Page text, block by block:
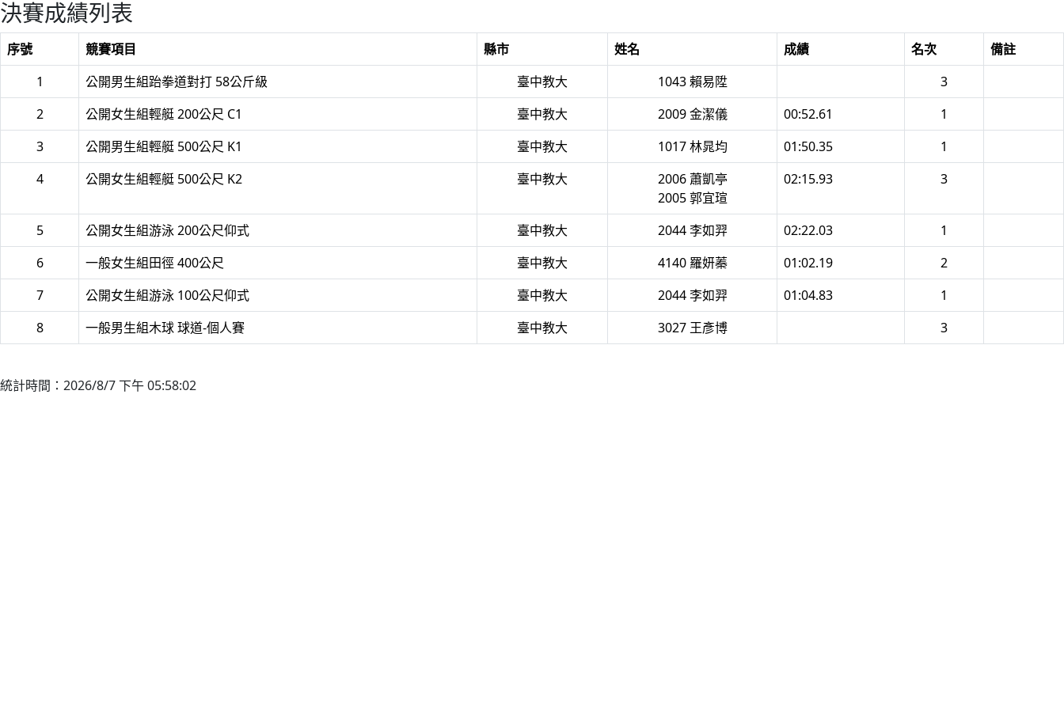
決賽成績列表
序號 競賽項目 縣市 姓名 成績 名次
備註
1
公開男生組跆拳道對打 58公斤級 臺中教大 1043 賴易陞
3
2
公開女生組輕艇 200公尺 C1 臺中教大 2009 金潔儀 00:52.61
1
3
公開男生組輕艇 500公尺 K1 臺中教大 1017 林晁均 01:50.35
1
4
公開女生組輕艇 500公尺 K2 臺中教大
2006 蕭凱亭
2005 郭宜瑄
02:15.93 3
5 公開女生組游泳 200公尺仰式 臺中教大 2044 李如羿 02:22.03
1
6
一般女生組田徑 400公尺 臺中教大 4140 羅妍蓁 01:02.19
2
7
公開女生組游泳 100公尺仰式 臺中教大 2044 李如羿 01:04.83
1
8
一般男生組木球 球道-個人賽 臺中教大 3027 王彥博 3
統計時間：2026/8/7 下午 05:58:02